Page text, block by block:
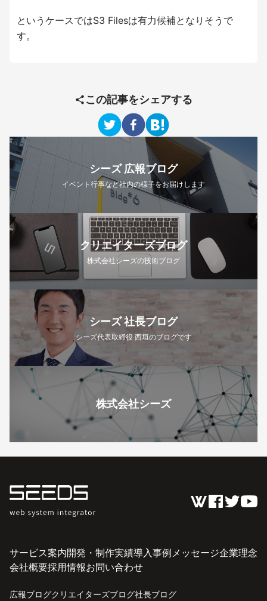
というケースではS3 Filesは有力候補となりそうで
す。
この記事をシェアする
シーズ 広報ブログ
イベント行事など社内の様子をお届けします
クリエイターズブログ
株式会社シーズの技術ブログ
シーズ 社長ブログ
シーズ代表取締役 西垣のブログです
株式会社シーズ
サービス案内開発・制作実績導入事例メッセージ企業理念
会社概要採用情報お問い合わせ
広報ブログクリエイターズブログ社長ブログ